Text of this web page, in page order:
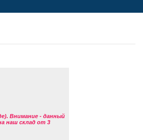
Внимание - данный
наш склад от 3